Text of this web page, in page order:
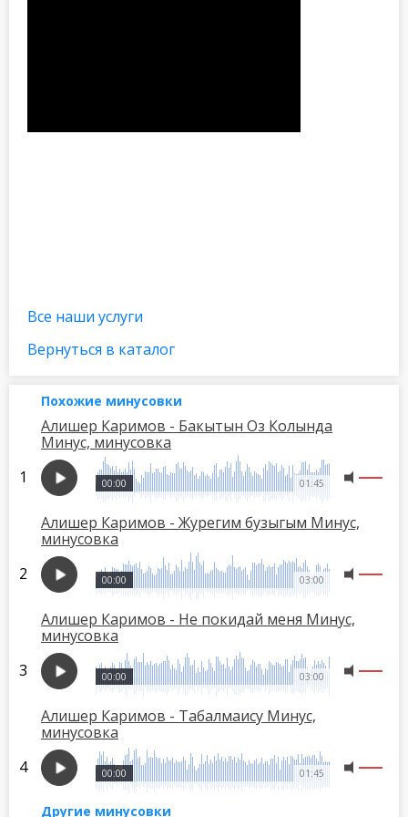
Все наши услуги
Вернуться в каталог
Похожие минусовки
Алишер Каримов - Бакытын Оз Колында
Минус, минусовка
01:45
00:00
Алишер Каримов - Журегим бузыгым Минус,
минусовка
03:00
00:00
Алишер Каримов - Не покидай меня Минус,
минусовка
03:00
00:00
Алишер Каримов - Табалмаисy Минус,
минусовка
01:45
00:00
Другие минусовки